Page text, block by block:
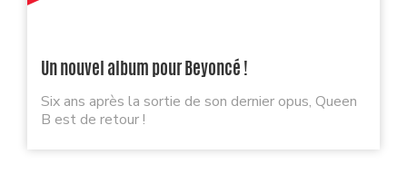
Un nouvel album pour Beyoncé !
Six ans après la sortie de son dernier opus, Queen
B est de retour !